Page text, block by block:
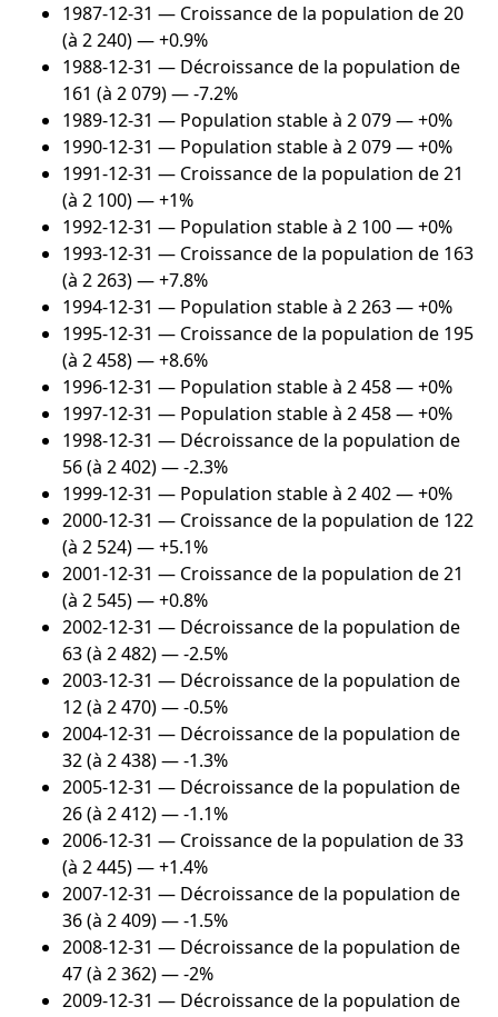
1987-12-31 — Croissance de la population de 20
(à 2 240) — +0.9%
1988-12-31 — Décroissance de la population de
161 (à 2 079) — -7.2%
1989-12-31 — Population stable à 2 079 — +0%
1990-12-31 — Population stable à 2 079 — +0%
1991-12-31 — Croissance de la population de 21
(à 2 100) — +1%
1992-12-31 — Population stable à 2 100 — +0%
1993-12-31 — Croissance de la population de 163
(à 2 263) — +7.8%
1994-12-31 — Population stable à 2 263 — +0%
1995-12-31 — Croissance de la population de 195
(à 2 458) — +8.6%
1996-12-31 — Population stable à 2 458 — +0%
1997-12-31 — Population stable à 2 458 — +0%
1998-12-31 — Décroissance de la population de
56 (à 2 402) — -2.3%
1999-12-31 — Population stable à 2 402 — +0%
2000-12-31 — Croissance de la population de 122
(à 2 524) — +5.1%
2001-12-31 — Croissance de la population de 21
(à 2 545) — +0.8%
2002-12-31 — Décroissance de la population de
63 (à 2 482) — -2.5%
2003-12-31 — Décroissance de la population de
12 (à 2 470) — -0.5%
2004-12-31 — Décroissance de la population de
32 (à 2 438) — -1.3%
2005-12-31 — Décroissance de la population de
26 (à 2 412) — -1.1%
2006-12-31 — Croissance de la population de 33
(à 2 445) — +1.4%
2007-12-31 — Décroissance de la population de
36 (à 2 409) — -1.5%
2008-12-31 — Décroissance de la population de
47 (à 2 362) — -2%
2009-12-31 — Décroissance de la population de